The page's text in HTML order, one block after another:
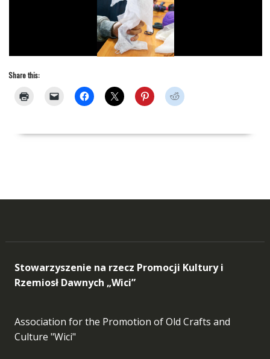
Share this:
Stowarzyszenie na rzecz Promocji Kultury i
Rzemiosł Dawnych „Wici”
Association for the Promotion of Old Crafts and
Culture "Wici"